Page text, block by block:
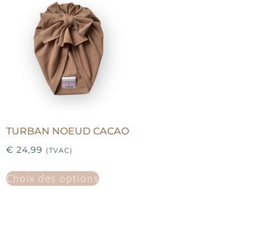
TURBAN NOEUD CACAO
€ 24,99 (TVAC)
Choix des options